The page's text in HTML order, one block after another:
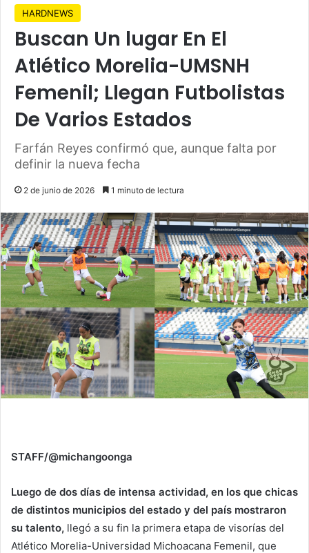
HARDNEWS
Buscan Un lugar En El
Atlético Morelia-UMSNH
Femenil; Llegan Futbolistas
De Varios Estados
Farfán Reyes confirmó que, aunque falta por
definir la nueva fecha
2 de junio de 2026 1 minuto de lectura
STAFF/@michangoonga
Luego de dos días de intensa actividad, en los que chicas
de distintos municipios del estado y del país mostraron
su talento, llegó a su fin la primera etapa de visorías del
Atlético Morelia-Universidad Michoacana Femenil, que